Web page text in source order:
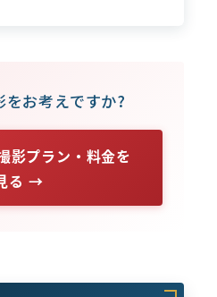
お考えですか?
影プラン・料金を
る →